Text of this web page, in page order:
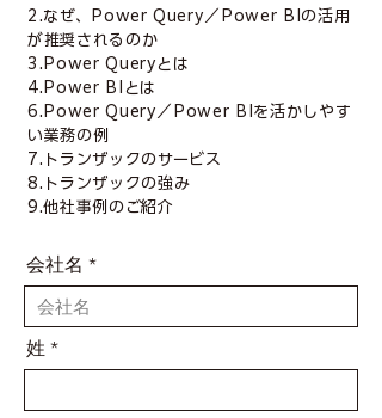
2.なぜ、Power Query／Power BIの活用
が推奨されるのか
3.Power Queryとは
4.Power BIとは
6.Power Query／Power BIを活かしやす
い業務の例
7.トランザックのサービス
8.トランザックの強み
9.他社事例のご紹介
会社名
姓